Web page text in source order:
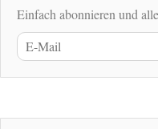
Einfach abonnieren und